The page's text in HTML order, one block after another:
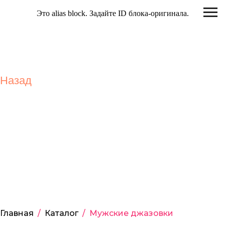
Это alias block. Задайте ID блока-оригинала.
Назад
Главная / Каталог / Мужские джазовки